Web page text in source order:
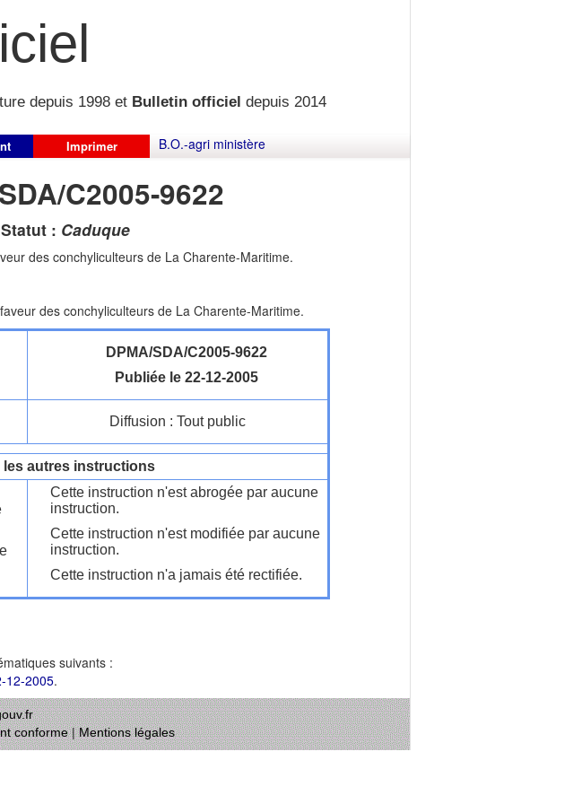
depuis 1998 et Bulletin officiel depuis 2014
Imprimer B.O.-agri ministère
C2005-9622
Statut : Caduque
des conchyliculteurs de La Charente-Maritime.
des conchyliculteurs de La Charente-Maritime.
DPMA/SDA/C2005-9622
Publiée le 22-12-2005
Diffusion : Tout public
les autres instructions
Cette instruction n'est abrogée par aucune
instruction.
Cette instruction n'est modifiée par aucune
instruction.
Cette instruction n'a jamais été rectifiée.
suivants :
12-2005.
conforme|Mentions légales